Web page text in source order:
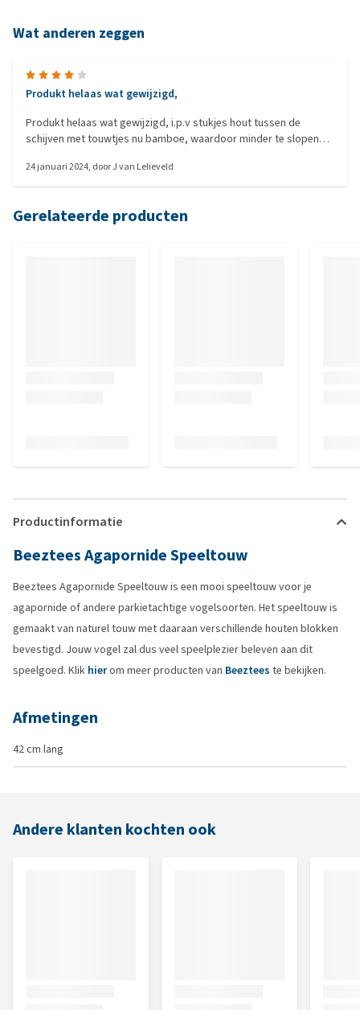
Wat anderen zeggen
Produkt helaas wat gewijzigd,
Produkt helaas wat gewijzigd, i.p.v stukjes hout tussen de
schijven met touwtjes nu bamboe, waardoor minder te slopen
24 januari 2024, doorJ van Lelieveld
Gerelateerde producten
Productinformatie
Beeztees Agapornide Speeltouw
Beeztees Agapornide Speeltouw is een mooi speeltouw voor je
agapornide of andere parkietachtige vogelsoorten. Het speeltouw is
gemaakt van naturel touw met daaraan verschillende houten blokken
bevestigd. Jouw vogel zal dus veel speelplezier beleven aan dit
speelgoed. Klik hierom meer producten van Beeztees te bekijken.
Afmetingen
42 cm lang
Andere klanten kochten ook